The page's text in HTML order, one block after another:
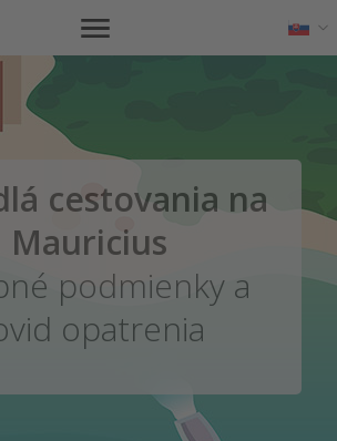
cestovania na
Mauricius
podmienky a
opatrenia